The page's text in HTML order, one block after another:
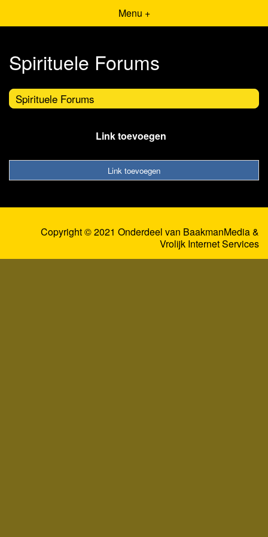
Menu +
Spirituele Forums
Spirituele Forums
Link toevoegen
Link toevoegen
Copyright © 2021 Onderdeel van BaakmanMedia&
Vrolijk Internet Services